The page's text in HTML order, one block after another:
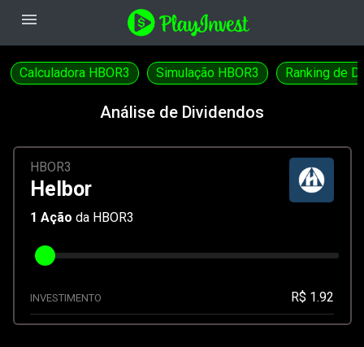
menu
Calculadora HBOR3 Simulação HBOR3 Ranking de
Análise de Dividendos
HBOR3
Helbor
1 Ação da HBOR3
INVESTIMENTO R$ 1.92